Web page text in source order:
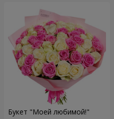
Букет "Моей любимой!"